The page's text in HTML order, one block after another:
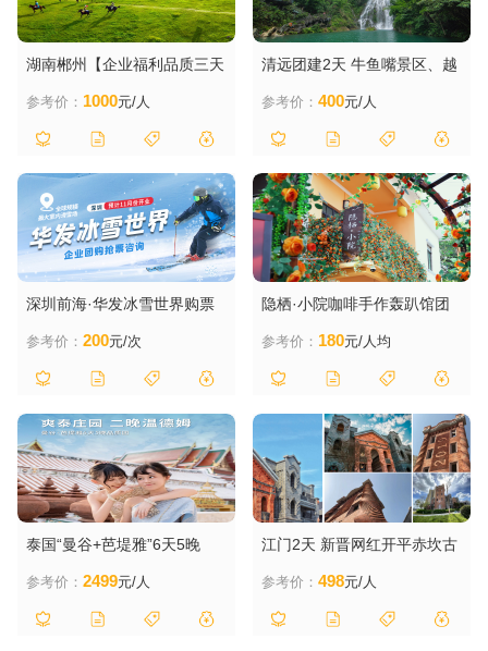
湖南郴州【企业福利品质三天
高铁往返
参考价： 1000元/人
清远团建2天 牛鱼嘴景区、越
参考价：400元/人
深圳前海·华发冰雪世界购票
参考价： 200元/次
隐栖·小院咖啡手作轰趴馆团
参考价： 180元/人均
泰国“曼谷+芭堤雅”6天5晚
参考价： 2499元/人
江门2天 新晋网红开平赤坎古
新会人民会堂、圭峰山
参考价：498元/人